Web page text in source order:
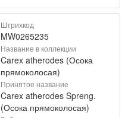
Штрихкод
MW0265235
Название в коллекции
Carex atherodes (Осока
прямоколосая)
Принятое название
Carex atherodes Spreng.
(Осока прямоколосая)